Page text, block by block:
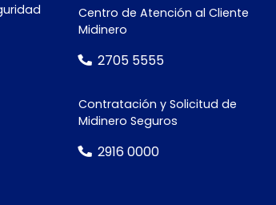
Centro de Atención al Cliente
Midinero
2705 5555
Contratación y Solicitud de
Midinero Seguros
2916 0000